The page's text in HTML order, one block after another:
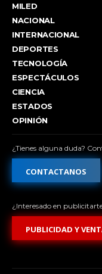
MILED
NACIONAL
INTERNACIONAL
DEPORTES
TECNOLOGÍA
ESPECTÁCULOS
CIENCIA
ESTADOS
OPINIÓN
¿Tienes alguna duda?
CONTACTANOS
¿Interesado en
PUBLICIDAD Y